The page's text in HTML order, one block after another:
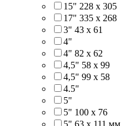
15" 228 x 305
17" 335 х 268
3" 43 x 61
4"
4" 82 x 62
4,5" 58 х 99
4,5" 99 x 58
4.5"
5"
5" 100 x 76
5" 63 x 111 мм